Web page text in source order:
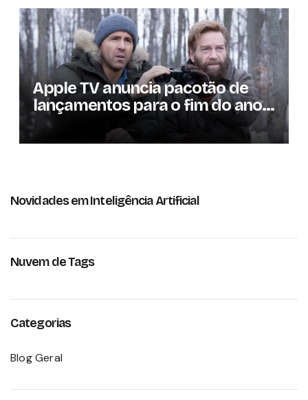
Apple TV anuncia pacotão de
lançamentos para o fim do ano;
conheça as produções
Novidades em Inteligência Artificial
Nuvem de Tags
Categorias
Blog Geral